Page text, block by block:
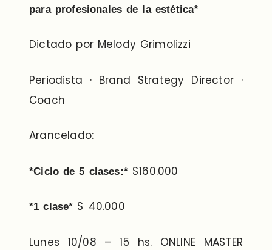
para profesionales de la estética*
Dictado por Melody Grimolizzi
Periodista · Brand Strategy Director ·
Coach
Arancelado:
*Ciclo de 5 clases:* $160.000
*1 clase* $ 40.000
Lunes 10/08 – 15 hs. ONLINE MASTER